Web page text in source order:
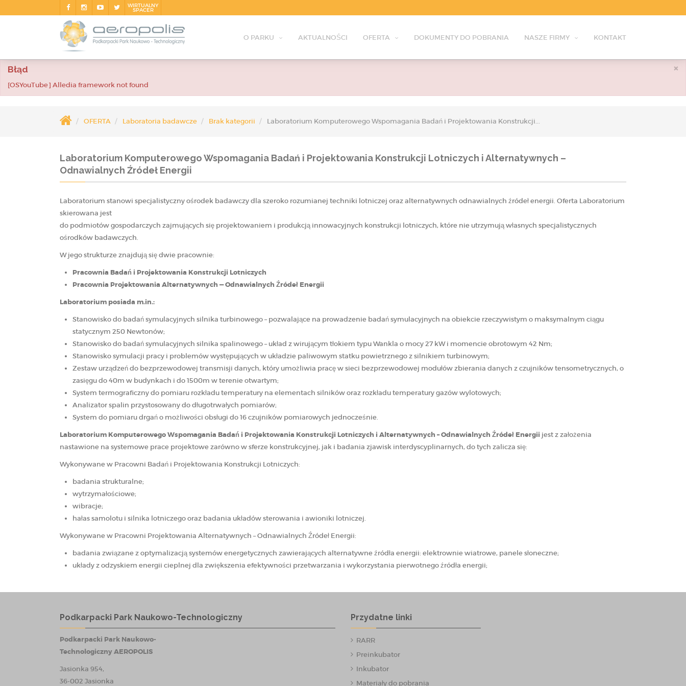
WIRTUALNY
SPACER
O PARKU AKTUALNOŚCI OFERTA DOKUMENTY DO POBRANIA NASZE FIRMY KONTAKT
×
Błąd
[OSYouTube] Alledia framework not found
OFERTA Laboratoria badawcze Brak kategorii Laboratorium Komputerowego Wspomagania Badań i Projektowania Konstrukcji...
Laboratorium Komputerowego Wspomagania Badań i Projektowania Konstrukcji Lotniczych i Alternatywnych –
Odnawialnych Źródeł Energii
Laboratorium stanowi specjalistyczny ośrodek badawczy dla szeroko rozumianej techniki lotniczej oraz alternatywnych odnawialnych źródeł energii. Oferta Laboratorium
skierowana jest
do podmiotów gospodarczych zajmujących się projektowaniem i produkcją innowacyjnych konstrukcji lotniczych, które nie utrzymują własnych specjalistycznych
ośrodków badawczych.
W jego strukturze znajdują się dwie pracownie:
Pracownia Badań i Projektowania Konstrukcji Lotniczych
Pracownia Projektowania Alternatywnych — Odnawialnych Źródeł Energii
Laboratorium posiada m.in.:
Stanowisko do badań symulacyjnych silnika turbinowego – pozwalające na prowadzenie badań symulacyjnych na obiekcie rzeczywistym o maksymalnym ciągu
statycznym 250 Newtonów;
Stanowisko do badań symulacyjnych silnika spalinowego – układ z wirującym tłokiem typu Wankla o mocy 27 kW i momencie obrotowym 42 Nm;
Stanowisko symulacji pracy i problemów występujących w układzie paliwowym statku powietrznego z silnikiem turbinowym;
Zestaw urządzeń do bezprzewodowej transmisji danych, który umożliwia pracę w sieci bezprzewodowej modułów zbierania danych z czujników tensometrycznych, o
zasięgu do 40m w budynkach i do 1500m w terenie otwartym;
System termograficzny do pomiaru rozkładu temperatury na elementach silników oraz rozkładu temperatury gazów wylotowych;
Analizator spalin przystosowany do długotrwałych pomiarów;
System do pomiaru drgań o możliwości obsługi do 16 czujników pomiarowych jednocześnie.
Laboratorium Komputerowego Wspomagania Badań i Projektowania Konstrukcji Lotniczych i Alternatywnych – Odnawialnych Źródeł Energii jest z założenia
nastawione na systemowe prace projektowe zarówno w sferze konstrukcyjnej, jak i badania zjawisk interdyscyplinarnych, do tych zalicza się:
Wykonywane w Pracowni Badań i Projektowania Konstrukcji Lotniczych:
badania strukturalne;
wytrzymałościowe;
wibracje;
hałas samolotu i silnika lotniczego oraz badania układów sterowania i awioniki lotniczej.
Wykonywane w Pracowni Projektowania Alternatywnych – Odnawialnych Źródeł Energii:
badania związane z optymalizacją systemów energetycznych zawierających alternatywne źródła energii: elektrownie wiatrowe, panele słoneczne;
układy z odzyskiem energii cieplnej dla zwiększenia efektywności przetwarzania i wykorzystania pierwotnego źródła energii;
Podkarpacki Park Naukowo-Technologiczny
Podkarpacki Park Naukowo-
Technologiczny AEROPOLIS
Jasionka 954,
36-002 Jasionka
Przydatne linki
RARR
Preinkubator
Inkubator
Materiały do pobrania